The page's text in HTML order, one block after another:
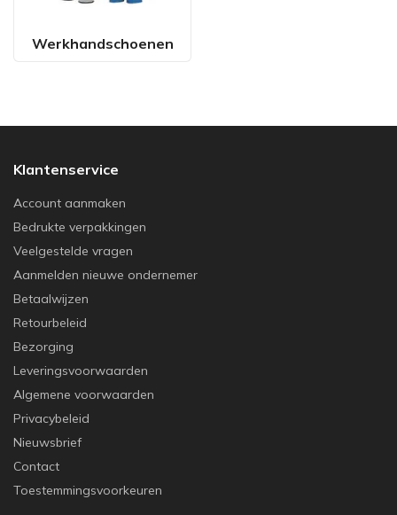
Werkhandschoenen
Klantenservice
Account aanmaken
Bedrukte verpakkingen
Veelgestelde vragen
Aanmelden nieuwe ondernemer
Betaalwijzen
Retourbeleid
Bezorging
Leveringsvoorwaarden
Algemene voorwaarden
Privacybeleid
Nieuwsbrief
Contact
Toestemmingsvoorkeuren